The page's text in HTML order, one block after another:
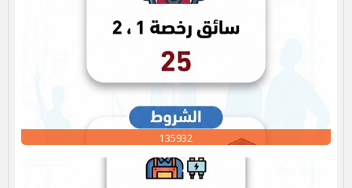
135932